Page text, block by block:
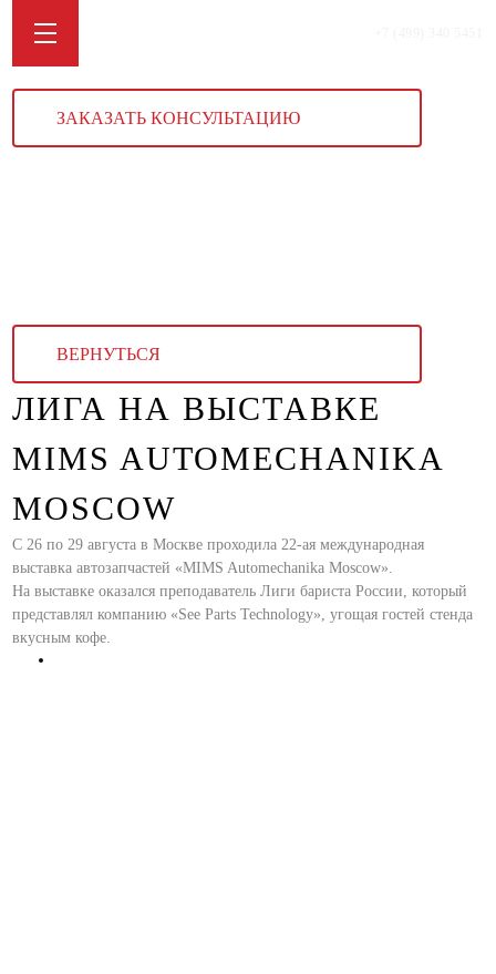
ЗАКАЗАТЬ КОНСУЛЬТАЦИЮ
ВЕРНУТЬСЯ
ЛИГА НА ВЫСТАВКЕ
MIMS AUTOMECHANIKA
MOSCOW
С 26 по 29 августа в Москве проходила 22-ая международная
выставка автозапчастей «MIMS Automechanika Moscow».
На выставке оказался преподаватель Лиги бариста России, который
представлял компанию «See Parts Technology», угощая гостей стенда
вкусным кофе.